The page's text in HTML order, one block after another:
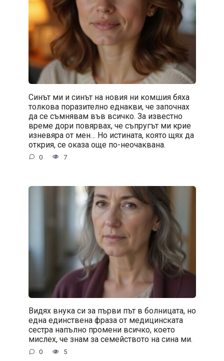
Синът ми и синът на новия ни комшия бяха
толкова поразително еднакви, че започнах
да се съмнявам във всичко. За известно
време дори повярвах, че съпругът ми крие
изневяра от мен… Но истината, която щях да
открия, се оказа още по-неочаквана.
0 7
Видях внука си за първи път в болницата, но
една единствена фраза от медицинската
сестра напълно промени всичко, което
мислех, че знам за семейството на сина ми.
0 5